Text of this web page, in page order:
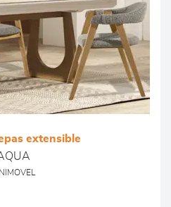
extensible